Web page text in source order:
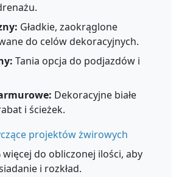
Gładkie, zaokrąglone
do celów dekoracyjnych.
Tania opcja do podjazdów i
Dekoracyjne białe
i ścieżek.
projektów żwirowych
więcej do obliczonej ilości, aby
i rozkład.